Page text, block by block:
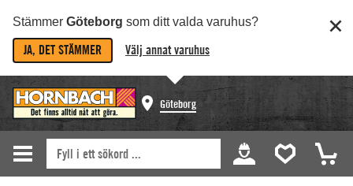
Stämmer Göteborg som ditt valda varuhus?
JA, DET STÄMMER Välj annat varuhus
Göteborg